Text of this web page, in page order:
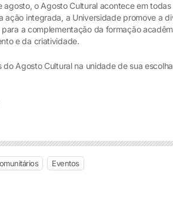
agosto, o Agosto Cultural acontece em
ação integrada, a Universidade promove a
a complementação da formação
e da criatividade.
do Agosto Cultural na unidade de sua
Eventos